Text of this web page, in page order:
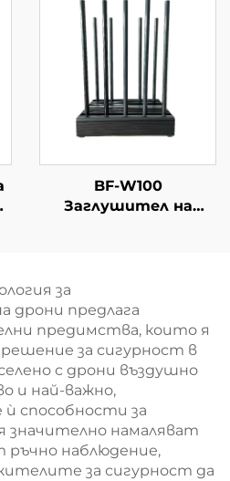
BF-W100
Заглушител на
за
дрони предлага
предимства, които я
за сигурност в
с дрони въздушно
и най-важно,
способности за
значително намаляват
наблюдение,
за сигурност да